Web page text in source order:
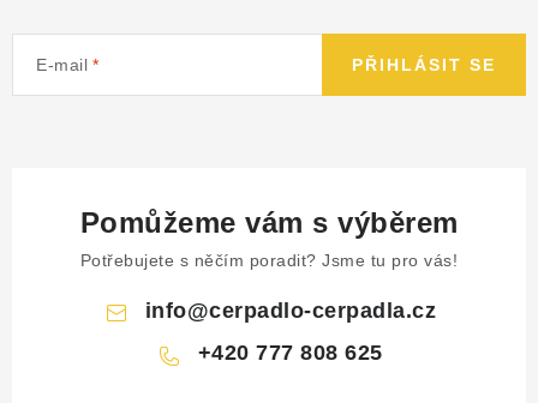
E-mail PŘIHLÁSIT SE
Pomůžeme vám s výběrem
Potřebujete s něčím poradit? Jsme tu pro vás!
info@cerpadlo-cerpadla.cz
+420 777 808 625